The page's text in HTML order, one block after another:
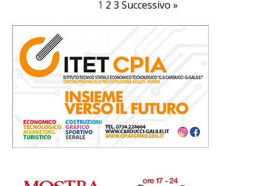
1 2 3 Successivo »